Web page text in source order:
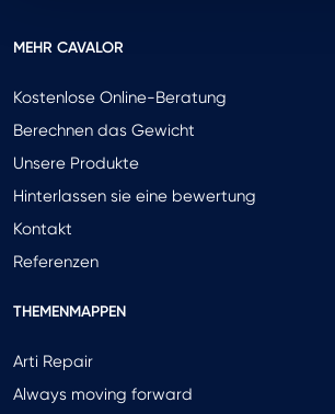
MEHR CAVALOR
Kostenlose Online-Beratung
Berechnen das Gewicht
Unsere Produkte
Hinterlassen sie eine bewertung
Kontakt
Referenzen
THEMENMAPPEN
Arti Repair
Always moving forward